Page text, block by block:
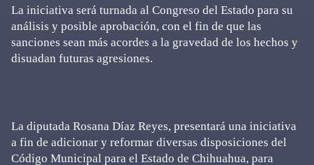
La iniciativa será turnada al Congreso del Estado para su
análisis y posible aprobación, con el fin de que las
sanciones sean más acordes a la gravedad de los hechos y
disuadan futuras agresiones.
La diputada Rosana Díaz Reyes, presentará una iniciativa
a fin de adicionar y reformar diversas disposiciones del
Código Municipal para el Estado de Chihuahua, para